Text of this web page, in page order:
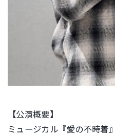
【公演概要】
ミュージカル『愛の不時着